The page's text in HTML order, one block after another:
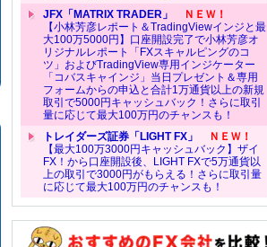
JFX「MATRIX TRADER」
ＮＥＷ！
【小林芳彦レポート＆TradingViewインジと最
大100万5000円】口座開設完了で小林芳彦オ
リジナルレポート「FXスキャルピングのコ
ツ」およびTradingView専用インジケーター
「コバスキャインジ」当日プレゼント＆専用
フォームからの申込と合計1万通貨以上の新規
取引で5000円キャッシュバック！さらに取引
量に応じて最大100万円のチャンスも！
トレイダーズ証券「LIGHT FX」
ＮＥＷ！
【最大100万3000円キャッシュバック】ザイ
FX！から口座開設後、LIGHT FXで5万通貨以
上の取引で3000円がもらえる！さらに取引量
に応じて最大100万円のチャンスも！